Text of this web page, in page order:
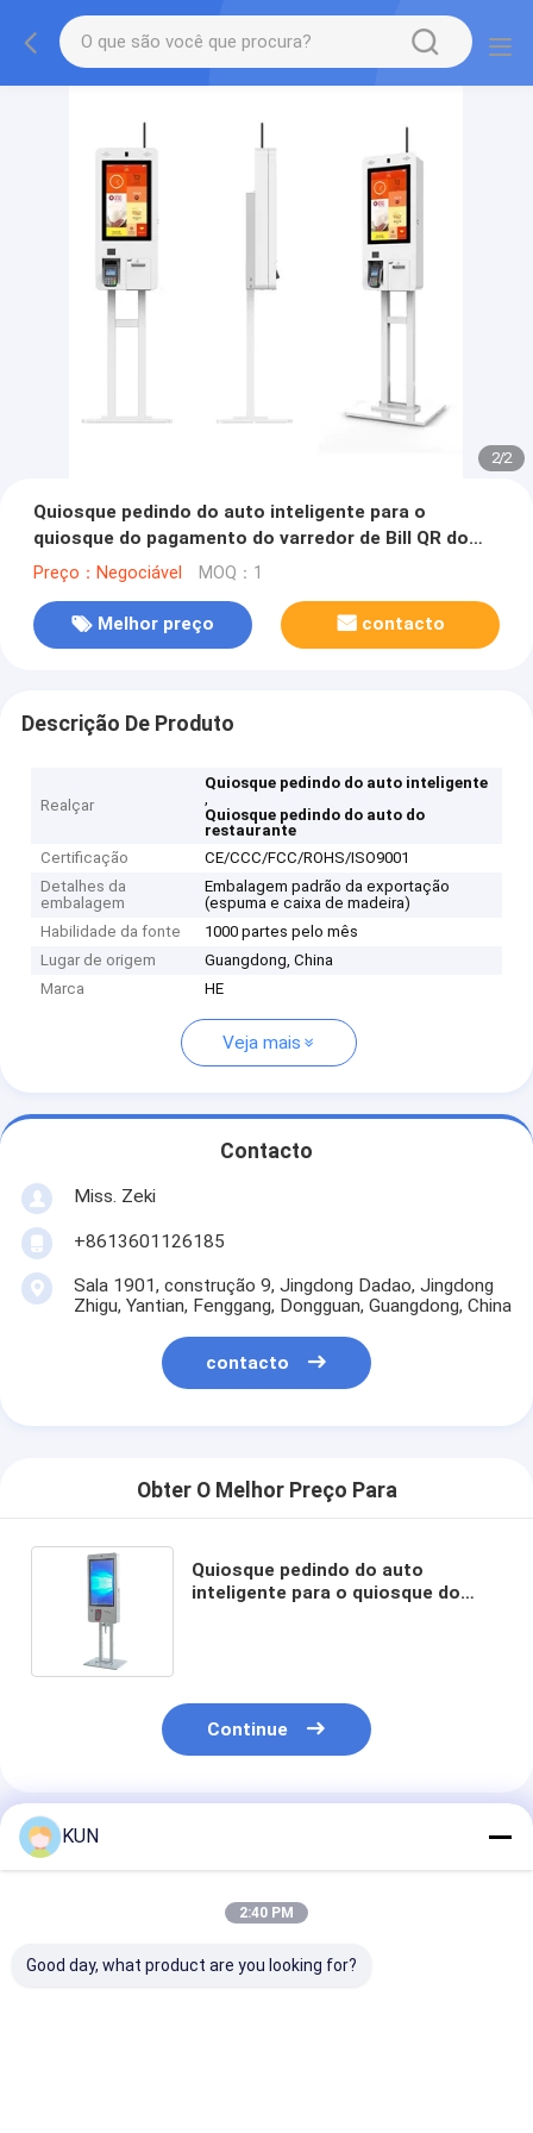
2/2
Quiosque pedindo do auto inteligente para o
quiosque do pagamento do varredor de Bill QR do
restaurante de Fastfood
Preço：Negociável MOQ：1
Melhor preço contacto
Descrição De Produto
Realçar
Quiosque pedindo do auto inteligente
,
Quiosque pedindo do auto do
restaurante
Certificação
CE/CCC/FCC/ROHS/ISO9001
Detalhes da
embalagem
Embalagem padrão da exportação
(espuma e caixa de madeira)
Habilidade da fonte
1000 partes pelo mês
Lugar de origem
Guangdong, China
Marca
HE
Veja mais
Contacto
Miss. Zeki
+8613601126185
Sala 1901, construção 9, Jingdong Dadao, Jingdong
Zhigu, Yantian, Fenggang, Dongguan, Guangdong, China
contacto
Obter O Melhor Preço Para
Quiosque pedindo do auto
inteligente para o quiosque do
Continue
Produtos Recomendados
KUN
2:40 PM
Good day, what product are you looking for?